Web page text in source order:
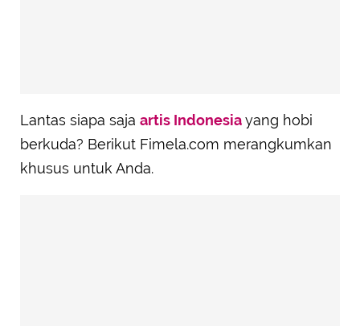
Lantas siapa saja artis Indonesiayang hobi
berkuda? Berikut Fimela.com merangkumkan
khusus untuk Anda.